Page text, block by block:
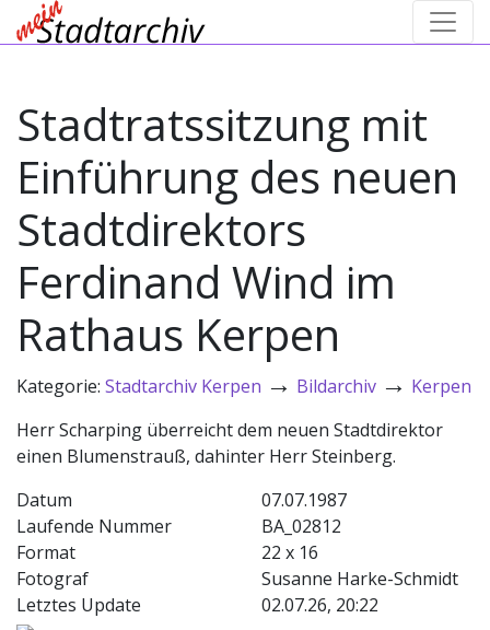
Stadtratssitzung mit
Einführung des neuen
Stadtdirektors
Ferdinand Wind im
Rathaus Kerpen
Kategorie: Stadtarchiv Kerpen → Bildarchiv → Kerpen
Herr Scharping überreicht dem neuen Stadtdirektor
einen Blumenstrauß, dahinter Herr Steinberg.
Datum
07.07.1987
Laufende Nummer
BA_02812
Format
22 x 16
Fotograf
Susanne Harke-Schmidt
Letztes Update
02.07.26, 20:22